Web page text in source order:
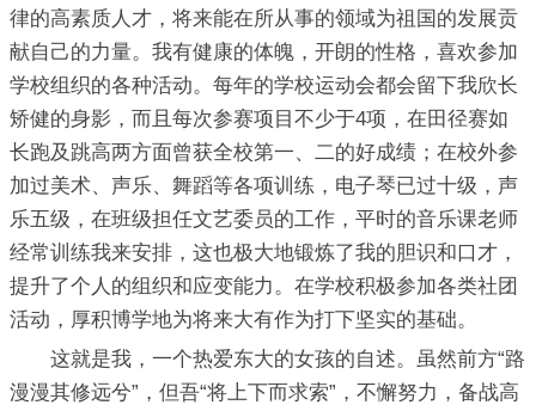
律的高素质人才，将来能在所从事的领域为祖国的发展贡
献自己的力量。我有健康的体魄，开朗的性格，喜欢参加
学校组织的各种活动。每年的学校运动会都会留下我欣长
矫健的身影，而且每次参赛项目不少于4项，在田径赛如
长跑及跳高两方面曾获全校第一、二的好成绩；在校外参
加过美术、声乐、舞蹈等各项训练，电子琴已过十级，声
乐五级，在班级担任文艺委员的工作，平时的音乐课老师
经常训练我来安排，这也极大地锻炼了我的胆识和口才，
提升了个人的组织和应变能力。在学校积极参加各类社团
活动，厚积博学地为将来大有作为打下坚实的基础。
这就是我，一个热爱东大的女孩的自述。虽然前方“路
漫漫其修远兮”，但吾“将上下而求索”，不懈努力，备战高